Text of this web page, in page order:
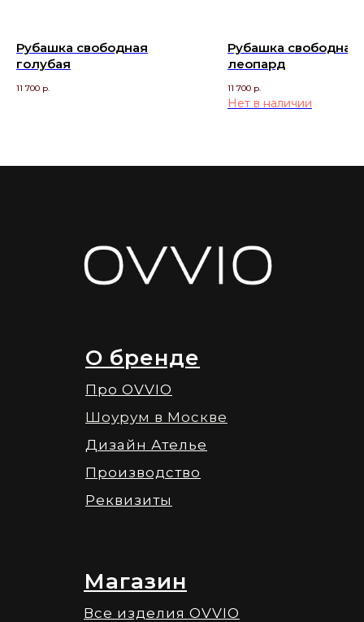
Рубашка свободная
голубая
11 700 р.
Рубашка свободная
леопард
11 700 р.
Нет в наличии
Про OVVIO
Шоурум в Москве
Дизайн Ателье
Производство
Реквизиты
О бренде
Все изделия OVVIO
Магазин